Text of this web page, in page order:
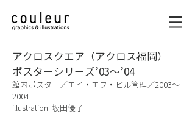
アクロスクエア（アクロス福岡）
ポスターシリーズ’03〜’04
館内ポスター／エイ・エフ・ビル管理／2003〜
2004
illustration: 坂田優子